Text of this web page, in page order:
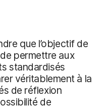
que l’objectif de
permettre aux
standardisés
véritablement à la
de réflexion
de